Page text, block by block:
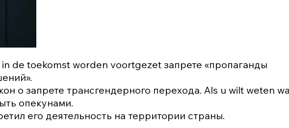
de toekomst worden voortgezet запрете «пропаганды
о запрете трансгендерного перехода. Als u wilt weten
опекунами.
его деятельность на территории страны.